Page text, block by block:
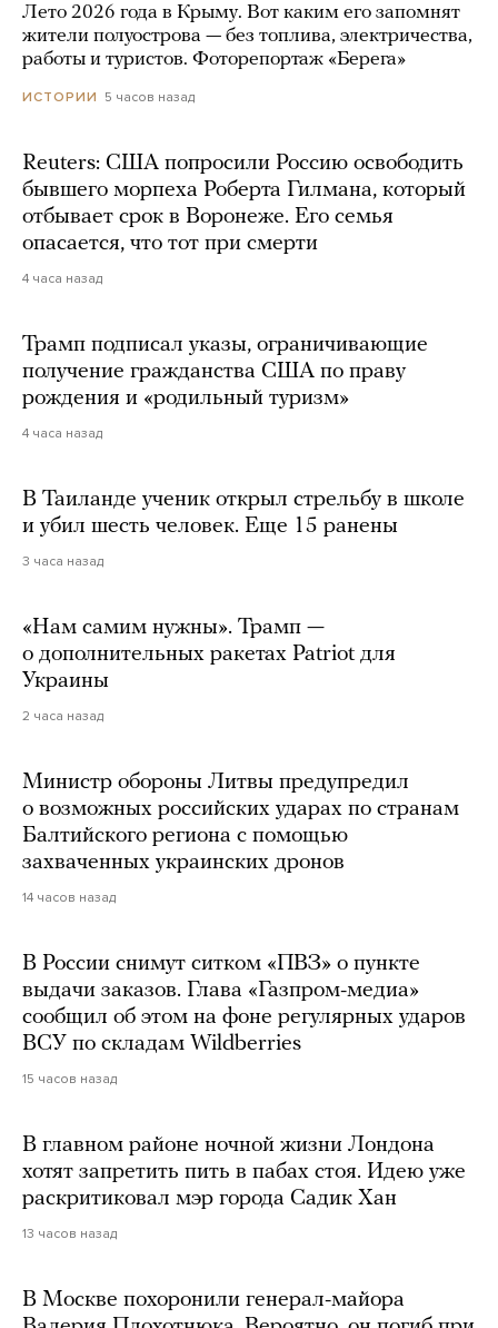
Лето 2026 года в Крыму. Вот каким его запомнят
жители полуострова — без топлива, электричества,
работы и туристов. Фоторепортаж «Берега»
ИСТОРИИ 5 часов назад
Reuters: США попросили Россию освободить
бывшего морпеха Роберта Гилмана, который
отбывает срок в Воронеже. Его семья
опасается, что тот при смерти
4 часа назад
Трамп подписал указы, ограничивающие
получение гражданства США по праву
рождения и «родильный туризм»
4 часа назад
В Таиланде ученик открыл стрельбу в школе
и убил шесть человек. Еще 15 ранены
3 часа назад
«Нам самим нужны». Трамп —
о дополнительных ракетах Patriot для
Украины
2 часа назад
Министр обороны Литвы предупредил
о возможных российских ударах по странам
Балтийского региона с помощью
захваченных украинских дронов
14 часов назад
В России снимут ситком «ПВЗ» о пункте
выдачи заказов. Глава «Газпром-медиа»
сообщил об этом на фоне регулярных ударов
ВСУ по складам Wildberries
15 часов назад
В главном районе ночной жизни Лондона
хотят запретить пить в пабах стоя. Идею уже
раскритиковал мэр города Садик Хан
13 часов назад
В Москве похоронили генерал-майора